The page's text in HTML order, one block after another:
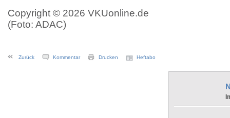
Copyright © 2026 VKUonline.de
(Foto: ADAC)
Zurück Kommentar Drucken Heftabo